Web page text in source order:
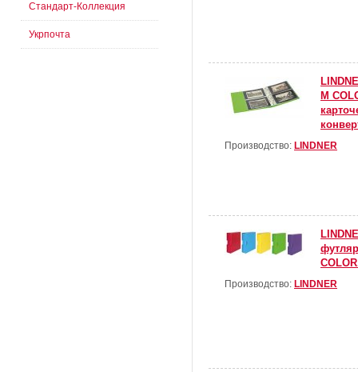
M
Производство: LINDNER
Производство: LINDNER
Стандарт-Коллекция
Укрпочта